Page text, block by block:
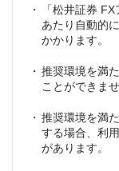
「松井証券
あたり自動的
かかります。
推奨環境を満
ことができませ
推奨環境を満
する場合、利
があります。